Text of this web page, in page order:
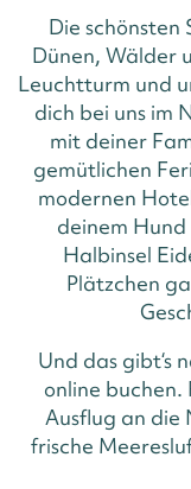
Die
Dünen, Wälder
Leuchtturm und
dich bei uns im
mit deiner
gemütlichen
modernen
deinem Hund
Halbinsel
Plätzchen
Und das gibt‘s
online buchen.
Ausflug an die
frische